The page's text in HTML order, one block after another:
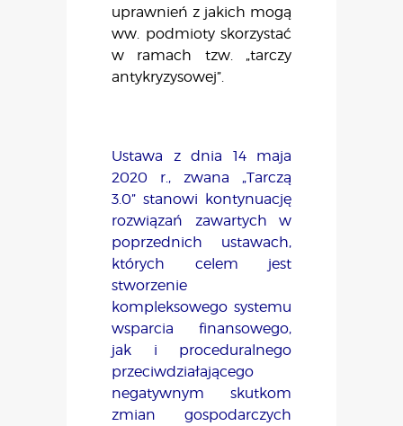
uprawnień z jakich mogą
ww. podmioty skorzystać
w ramach tzw. „tarczy
antykryzysowej”.
Ustawa z dnia 14 maja
2020 r., zwana „Tarczą
3.0” stanowi kontynuację
rozwiązań zawartych w
poprzednich ustawach,
których celem jest
stworzenie
kompleksowego systemu
wsparcia finansowego,
jak i proceduralnego
przeciwdziałającego
negatywnym skutkom
zmian gospodarczych